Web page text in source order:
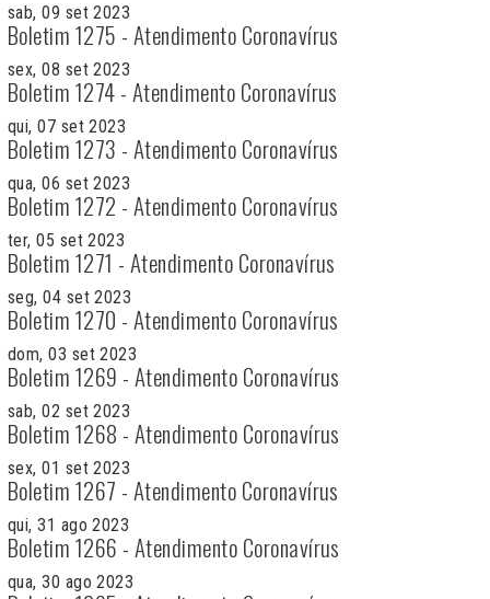
sab, 09 set 2023
Boletim 1275 - Atendimento Coronavírus
sex, 08 set 2023
Boletim 1274 - Atendimento Coronavírus
qui, 07 set 2023
Boletim 1273 - Atendimento Coronavírus
qua, 06 set 2023
Boletim 1272 - Atendimento Coronavírus
ter, 05 set 2023
Boletim 1271 - Atendimento Coronavírus
seg, 04 set 2023
Boletim 1270 - Atendimento Coronavírus
dom, 03 set 2023
Boletim 1269 - Atendimento Coronavírus
sab, 02 set 2023
Boletim 1268 - Atendimento Coronavírus
sex, 01 set 2023
Boletim 1267 - Atendimento Coronavírus
qui, 31 ago 2023
Boletim 1266 - Atendimento Coronavírus
qua, 30 ago 2023